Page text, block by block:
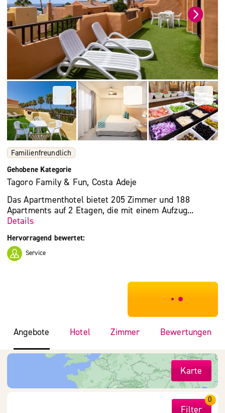
Familienfreundlich
Gehobene Kategorie
Tagoro Family & Fun, Costa Adeje
Das Apartmenthotel bietet 205 Zimmer und 188
Apartments auf 2 Etagen, die mit einem Aufzug...
Details
Hervorragend bewertet:
Service
***************
Angebote Hotel Zimmer Bewertungen
Karte
Filter
0